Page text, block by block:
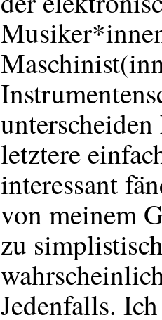
letztere
interessant
von meinem
zu
Jedenfalls.